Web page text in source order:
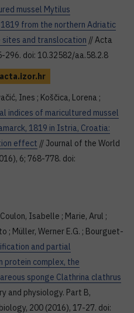
mussel Mytilus
from the northern Adriatic
sites and translocation // Acta
296. doi: 10.32582/aa.58.2.8
acta.izor.hr
Ines ; Koščica, Lorena ;
indices of maricultured mussel
1819 in Istria, Croatia:
effect // Journal of the World
6; 768-778. doi:
Isabelle ; Marie, Arul ;
; Müller, Werner E.G. ; Bourguet-
and partial
protein complex, the
sponge Clathrina clathrus
and physiology. Part B,
200 (2016), 17-27. doi: